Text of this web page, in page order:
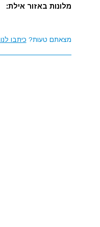
מלונות באזור אילת:
מצאתם טעות? כיתבו לנו.